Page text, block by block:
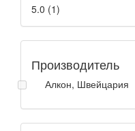
5.0 (1)
Производитель
Алкон, Швейцария